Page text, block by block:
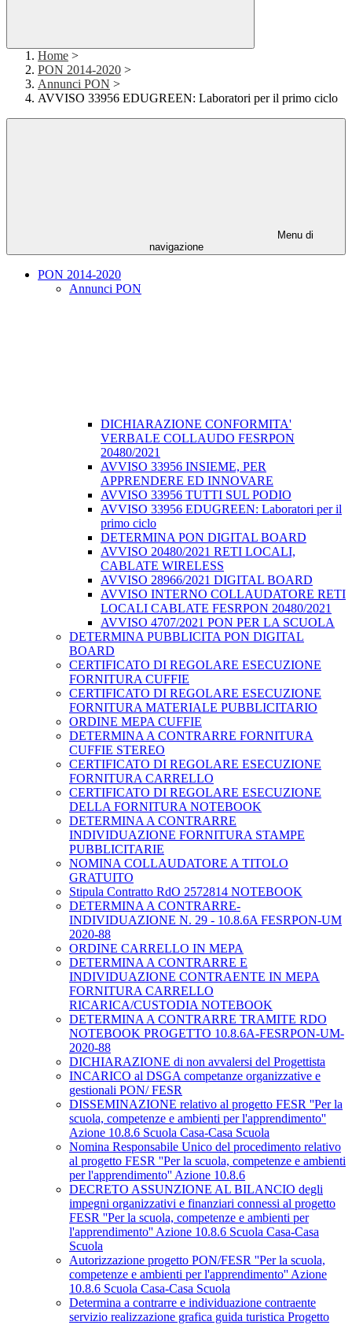
Home >
PON 2014-2020 >
Annunci PON >
AVVISO 33956 EDUGREEN: Laboratori per il primo ciclo
Menu di
navigazione
PON 2014-2020
Annunci PON
DICHIARAZIONE CONFORMITA'
VERBALE COLLAUDO FESRPON
20480/2021
AVVISO 33956 INSIEME, PER
APPRENDERE ED INNOVARE
AVVISO 33956 TUTTI SUL PODIO
AVVISO 33956 EDUGREEN: Laboratori per il
primo ciclo
DETERMINA PON DIGITAL BOARD
AVVISO 20480/2021 RETI LOCALI,
CABLATE WIRELESS
AVVISO 28966/2021 DIGITAL BOARD
AVVISO INTERNO COLLAUDATORE RETI
LOCALI CABLATE FESRPON 20480/2021
AVVISO 4707/2021 PON PER LA SCUOLA
DETERMINA PUBBLICITA PON DIGITAL
BOARD
CERTIFICATO DI REGOLARE ESECUZIONE
FORNITURA CUFFIE
CERTIFICATO DI REGOLARE ESECUZIONE
FORNITURA MATERIALE PUBBLICITARIO
ORDINE MEPA CUFFIE
DETERMINA A CONTRARRE FORNITURA
CUFFIE STEREO
CERTIFICATO DI REGOLARE ESECUZIONE
FORNITURA CARRELLO
CERTIFICATO DI REGOLARE ESECUZIONE
DELLA FORNITURA NOTEBOOK
DETERMINA A CONTRARRE
INDIVIDUAZIONE FORNITURA STAMPE
PUBBLICITARIE
NOMINA COLLAUDATORE A TITOLO
GRATUITO
Stipula Contratto RdO 2572814 NOTEBOOK
DETERMINA A CONTRARRE-
INDIVIDUAZIONE N. 29 - 10.8.6A FESRPON-UM
2020-88
ORDINE CARRELLO IN MEPA
DETERMINA A CONTRARRE E
INDIVIDUAZIONE CONTRAENTE IN MEPA
FORNITURA CARRELLO
RICARICA/CUSTODIA NOTEBOOK
DETERMINA A CONTRARRE TRAMITE RDO
NOTEBOOK PROGETTO 10.8.6A-FESRPON-UM-
2020-88
DICHIARAZIONE di non avvalersi del Progettista
INCARICO al DSGA competanze organizzative e
gestionali PON/ FESR
DISSEMINAZIONE relativo al progetto FESR ''Per la
scuola, competenze e ambienti per l'apprendimento''
Azione 10.8.6 Scuola Casa-Casa Scuola
Nomina Responsabile Unico del procedimento relativo
al progetto FESR ''Per la scuola, competenze e ambienti
per l'apprendimento'' Azione 10.8.6
DECRETO ASSUNZIONE AL BILANCIO degli
impegni organizzativi e finanziari connessi al progetto
FESR ''Per la scuola, competenze e ambienti per
l'apprendimento'' Azione 10.8.6 Scuola Casa-Casa
Scuola
Autorizzazione progetto PON/FESR ''Per la scuola,
competenze e ambienti per l'apprendimento'' Azione
10.8.6 Scuola Casa-Casa Scuola
Determina a contrarre e individuazione contraente
servizio realizzazione grafica guida turistica Progetto